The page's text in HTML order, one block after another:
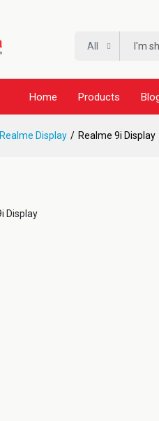
All
Home Products
Realme Display Realme 9i Display